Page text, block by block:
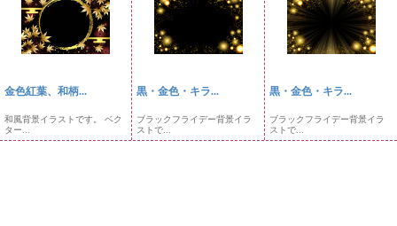
金色紅葉、和柄...
和風背景イラストです。 ベク
ター...
黒・金色・キラ...
ブラックフライデー背景イラ
ストで...
黒・金色・キラ...
ブラックフライデー背景イラ
ストで...